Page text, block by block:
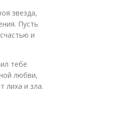
звезда,
Пусть
и
тебе
любви,
лиха и зла.